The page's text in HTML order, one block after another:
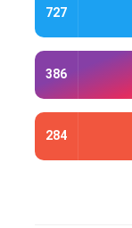
727
386
284